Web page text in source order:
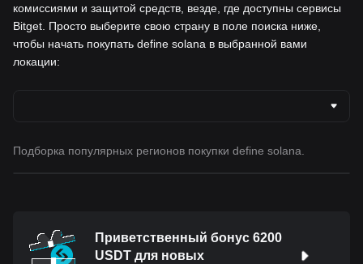
комиссиями и защитой средств, везде, где доступны сервисы
Bitget. Просто выберите свою страну в поле поиска ниже,
чтобы начать покупать define solana в выбранной вами
локации:
Подборка популярных регионов покупки define solana.
Приветственный бонус 6200
USDT для новых